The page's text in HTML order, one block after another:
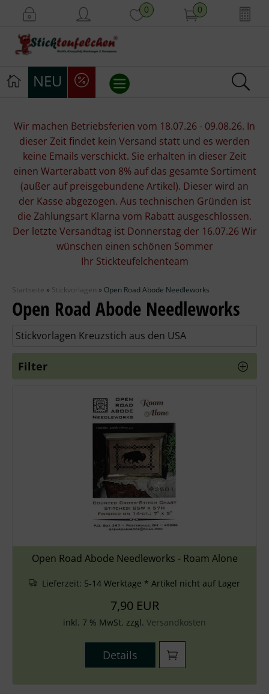
0 0
NEU
Stickpackungen
Stickgarne
Stoffe
Mill Hill Beads
Wolle
Stricknadeln
Knüpfpackungen
Wir machen Betriebsferien vom 18.07.26 - 09.08.26. In
dieser Zeit findet kein Versand statt und es werden
keine Emails verschickt. Sie erhalten in dieser Zeit
einen Warterabatt von 8% auf das gesamte Sortiment
(außer auf preisgebundene Artikel). Dieser wird an
der Kasse abgezogen. Aus technischen Gründen ist
die Zahlungsart Klarna vom Rabatt ausgeschlossen.
Der letzte Versandtag ist Donnerstag der 16.07.26 Wir
wünschen einen schönen Sommer
Ihr Stickteufelchenteam
Startseite » Stickvorlagen » Open Road Abode Needleworks
Open Road Abode Needleworks
Stickvorlagen Kreuzstich aus den USA
Filter
Open Road Abode Needleworks - Roam Alone
Lieferzeit: 5-14 Werktage * Artikel nicht auf Lager
7,90 EUR
inkl. 7 % MwSt. zzgl. Versandkosten
Details